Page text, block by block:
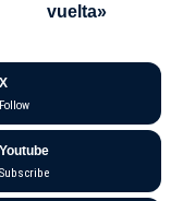
vuelta»
X
Follow
Youtube
Subscribe